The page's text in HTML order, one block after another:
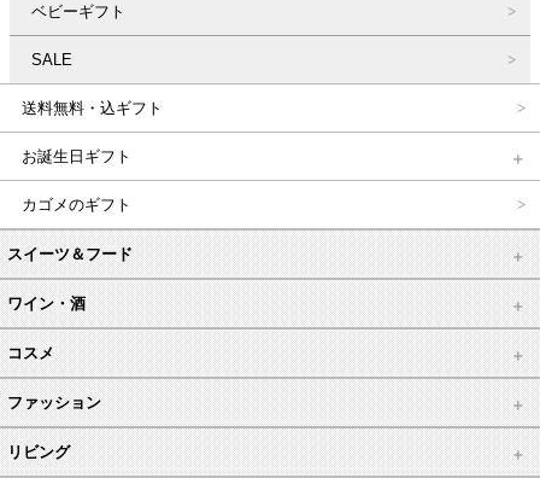
ベビーギフト
SALE
送料無料・込ギフト
お誕生日ギフト
カゴメのギフト
スイーツ＆フード
ワイン・酒
コスメ
ファッション
リビング